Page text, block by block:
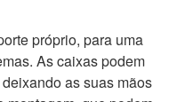
próprio, para uma
As caixas podem
as suas mãos